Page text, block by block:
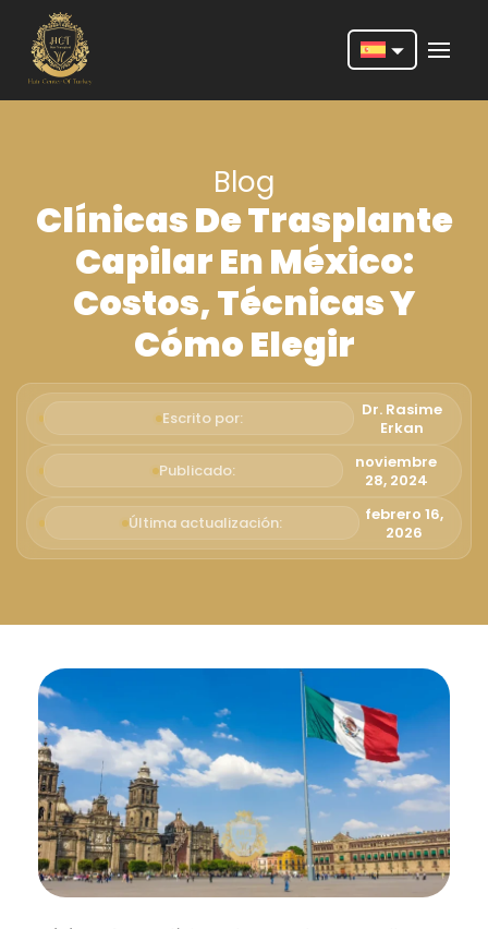
Deutsch
Português
Español
Türkçe
Italiano
Русский
Български
Blog
Clínicas De Trasplante
Capilar En México:
Costos, Técnicas Y
Cómo Elegir
Escrito por:
Dr. Rasime
Erkan
Publicado:
noviembre
28, 2024
Última actualización:
febrero 16,
2026